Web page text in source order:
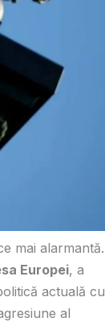
mai alarmantă.
Europei, a
actuală cu
al